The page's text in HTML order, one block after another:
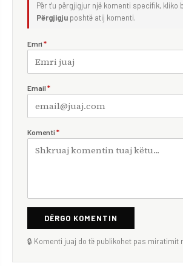
Për t'u përgjigjur një komenti specifik, kliko
Përgjigju poshtë atij komenti.
Emri *
Email *
Komenti *
DËRGO KOMENTIN
🔒 Komenti juaj do të publikohet pas miratimit